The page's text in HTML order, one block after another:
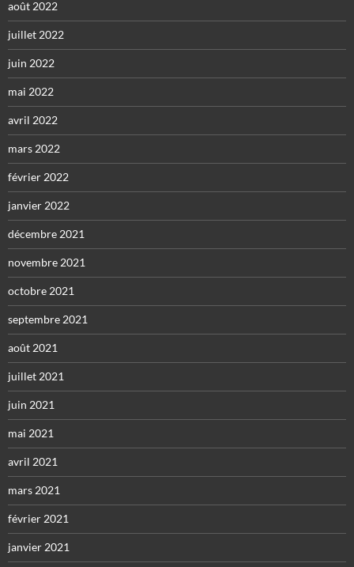
août 2022
juillet 2022
juin 2022
mai 2022
avril 2022
mars 2022
février 2022
janvier 2022
décembre 2021
novembre 2021
octobre 2021
septembre 2021
août 2021
juillet 2021
juin 2021
mai 2021
avril 2021
mars 2021
février 2021
janvier 2021